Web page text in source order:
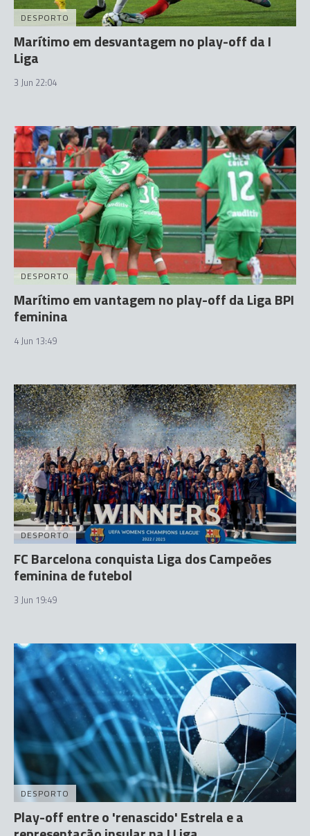
DESPORTO
Marítimo em desvantagem no play-off da I
Liga
3 Jun 22:04
DESPORTO
Marítimo em vantagem no play-off da Liga BPI
feminina
4 Jun 13:49
DESPORTO
FC Barcelona conquista Liga dos Campeões
feminina de futebol
3 Jun 19:49
DESPORTO
Play-off entre o 'renascido' Estrela e a